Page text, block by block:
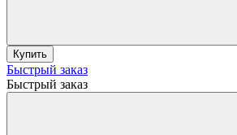
Купить
Быстрый заказ
Быстрый заказ